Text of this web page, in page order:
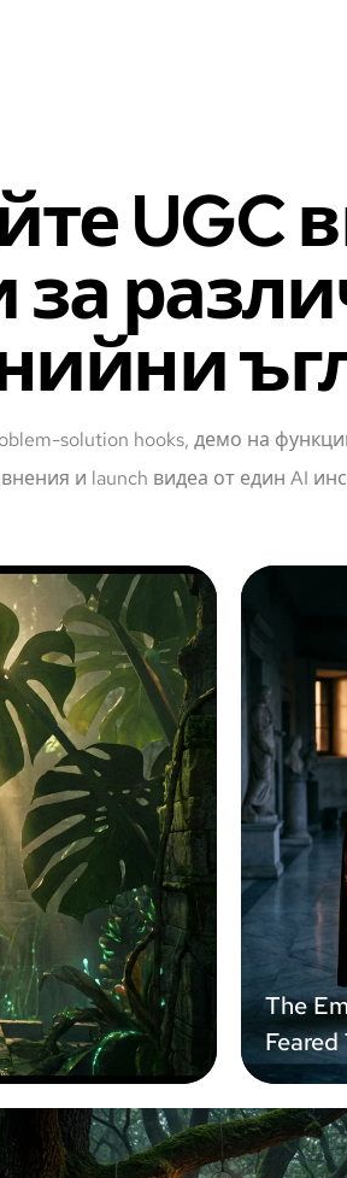
UGC
solution hooks, демо на
и launch видеа от един AI
The